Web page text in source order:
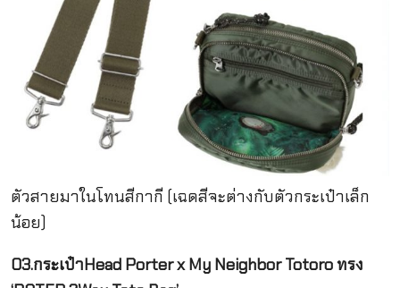
ตัวสายมาในโทนสีกากี (เฉดสีจะต่างกับตัวกระเป๋าเล็ก
น้อย)
03.กระเป๋าHead Porter x My Neighbor Totoro ทรง